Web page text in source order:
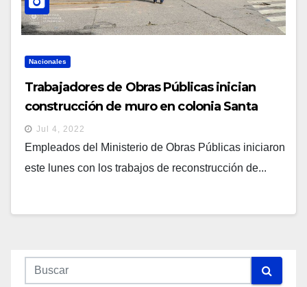
Nacionales
Trabajadores de Obras Públicas inician
construcción de muro en colonia Santa
Lucía
Jul 4, 2022
Empleados del Ministerio de Obras Públicas iniciaron
este lunes con los trabajos de reconstrucción de...